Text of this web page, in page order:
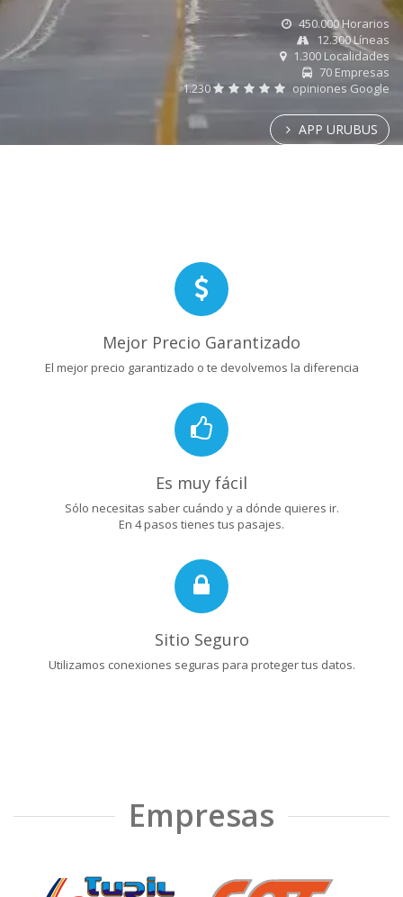
450.000 Horarios
12.300 Líneas
1.300 Localidades
70 Empresas
1.230
opiniones Google
APP URUBUS
Mejor Precio Garantizado
El mejor precio garantizado o te devolvemos la diferencia
Es muy fácil
Sólo necesitas saber cuándo y a dónde quieres ir.
En 4 pasos tienes tus pasajes.
Sitio Seguro
Utilizamos conexiones seguras para proteger tus datos.
Empresas
❮ ❯